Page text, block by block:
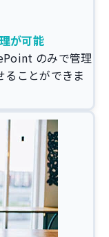
が可能
のみで管理
ることができま